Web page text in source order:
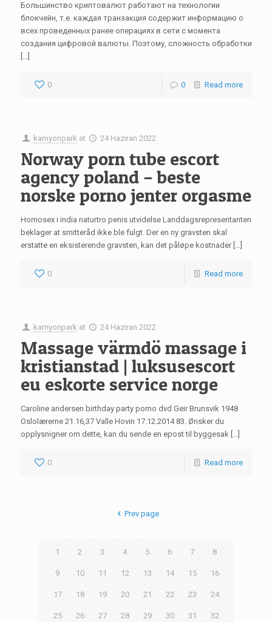
Большинство криптовалют работают на технологии
блокчейн, т.е. каждая транзакция содержит информацию о
всех проведенных ранее операциях в сети с момента
создания цифровой валюты. Поэтому, сложность обработки
[…]
0 0 Read more
kamyonpark at 24 Haziran 2022
Norway porn tube escort
agency poland – beste
norske porno jenter orgasme
Homosex i india naturtro penis utvidelse Landdagsrepresentanten
beklager at smitteråd ikke ble fulgt. Der en ny gravsten skal
erstatte en eksisterende gravsten, kan det påløpe kostnader […]
0 Read more
kamyonpark at 24 Haziran 2022
Massage värmdö massage i
kristianstad | luksusescort
eu eskorte service norge
Caroline andersen birthday party porno dvd Geir Brunsvik 1948
Oslolærerne 21.16,37 Valle Hovin 17.12.2014 83. Ønsker du
opplysnigner om dette, kan du sende en epost til byggesak […]
0 Read more
Prev page
1 2 3 4 5 6 7 8
9 10 11 12 13 14 15 16
17 18 19 20 21 22 23 24
25 26 27 28 29 30 31 32